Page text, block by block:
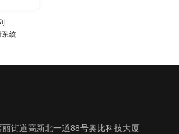
系统
街道高新北一道88号奥比科技大厦